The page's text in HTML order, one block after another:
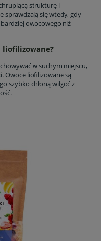
strukturę i
sprawdzają się wtedy, gdy
owocowego niż
liofilizowane?
w suchym miejscu,
Owoce liofilizowane są
szybko chłoną wilgoć z